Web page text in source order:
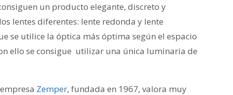
un producto elegante, discreto y
lentes diferentes: lente redonda y lente
se utilice la óptica más óptima según el espacio
ello se consigue utilizar una única luminaria de
Zemper, fundada en 1967, valora muy